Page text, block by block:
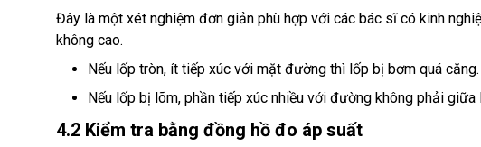
Đây là một xét nghiệm đơn giản phù hợp với các bác sĩ có kinh
không cao.
Nếu lốp tròn, ít tiếp xúc với mặt đường thì lốp bị bơm quá căng.
Nếu lốp bị lõm, phần tiếp xúc nhiều với đường không phải
4.2 Kiểm tra bằng đồng hồ đo áp suất